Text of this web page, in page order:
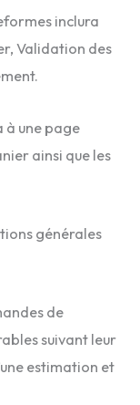
inclura
Validation des
à une page
ainsi que les
générales
de
suivant leur
estimation et